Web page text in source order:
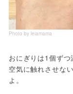
Photo by leiamama
おにぎりは1個ずつ
空気に触れさせな
よ。